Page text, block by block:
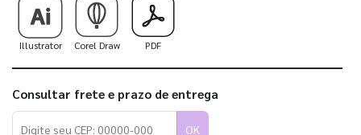
Illustrator Corel Draw PDF
Consultar frete e prazo de entrega
OK